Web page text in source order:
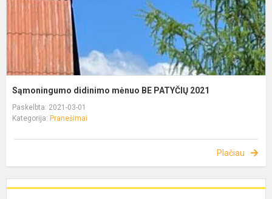
Sąmoningumo didinimo mėnuo BE PATYČIŲ 2021
Paskelbta: 2021-03-01
Kategorija: Pranešimai
Plačiau